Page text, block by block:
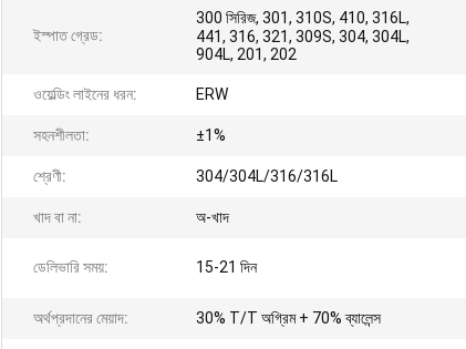
ইস্পাত গ্রেড:
300 সিরিজ, 301, 310S, 410, 316L,
441, 316, 321, 309S, 304, 304L,
904L, 201, 202
ওয়েল্ডিং লাইনের ধরন: ERW
সহনশীলতা: ±1%
শ্রেণী: 304/304L/316/316L
খাদ বা না: অ-খাদ
ডেলিভারি সময়: 15-21 দিন
অর্থপ্রদানের মেয়াদ: 30% T/T অগ্রিম + 70% ব্যালেন্স